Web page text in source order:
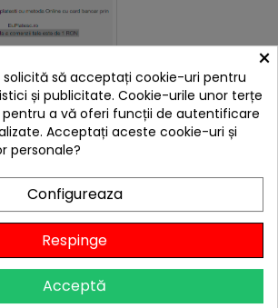
datele cardului
×
să acceptați cookie-uri pentru
și publicitate. Cookie-urile unor terțe
a vă oferi funcții de autentificare
Acceptați aceste cookie-uri și
personale?
Configureaza
Respinge
Acceptă